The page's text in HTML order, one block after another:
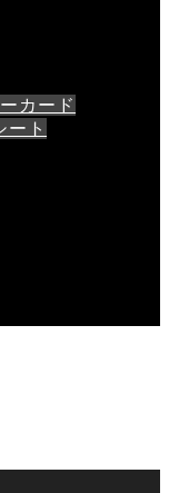
カード
ート